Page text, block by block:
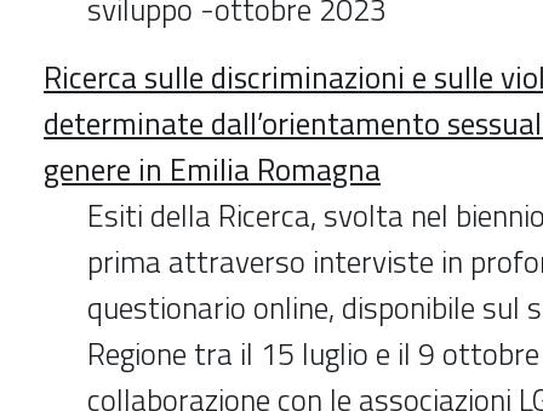
Ricerca sulle discriminazioni e sulle
determinate dall’orientamento
genere in Emilia Romagna
Esiti della Ricerca, svolta nel
prima attraverso interviste in
questionario online, disponibile sul
Regione tra il 15 luglio e il 9
collaborazione con le associazioni